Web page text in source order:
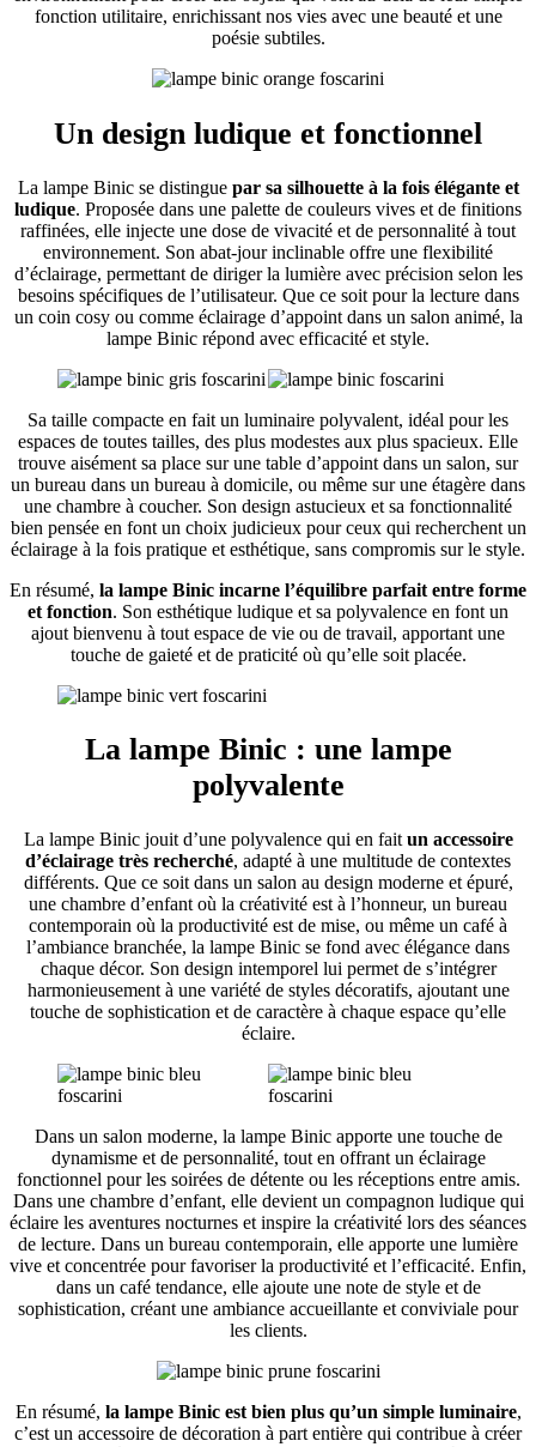
fonction utilitaire, enrichissant nos vies avec une beauté et une
poésie subtiles.
Un design ludique et fonctionnel
La lampe Binic se distingue par sa silhouette à la fois élégante et
ludique. Proposée dans une palette de couleurs vives et de finitions
raffinées, elle injecte une dose de vivacité et de personnalité à tout
environnement. Son abat-jour inclinable offre une flexibilité
d’éclairage, permettant de diriger la lumière avec précision selon les
besoins spécifiques de l’utilisateur. Que ce soit pour la lecture dans
un coin cosy ou comme éclairage d’appoint dans un salon animé, la
lampe Binic répond avec efficacité et style.
Sa taille compacte en fait un luminaire polyvalent, idéal pour les
espaces de toutes tailles, des plus modestes aux plus spacieux. Elle
trouve aisément sa place sur une table d’appoint dans un salon, sur
un bureau dans un bureau à domicile, ou même sur une étagère dans
une chambre à coucher. Son design astucieux et sa fonctionnalité
bien pensée en font un choix judicieux pour ceux qui recherchent un
éclairage à la fois pratique et esthétique, sans compromis sur le style.
En résumé, la lampe Binic incarne l’équilibre parfait entre forme
et fonction. Son esthétique ludique et sa polyvalence en font un
ajout bienvenu à tout espace de vie ou de travail, apportant une
touche de gaieté et de praticité où qu’elle soit placée.
La lampe Binic : une lampe
polyvalente
La lampe Binic jouit d’une polyvalence qui en fait un accessoire
d’éclairage très recherché, adapté à une multitude de contextes
différents. Que ce soit dans un salon au design moderne et épuré,
une chambre d’enfant où la créativité est à l’honneur, un bureau
contemporain où la productivité est de mise, ou même un café à
l’ambiance branchée, la lampe Binic se fond avec élégance dans
chaque décor. Son design intemporel lui permet de s’intégrer
harmonieusement à une variété de styles décoratifs, ajoutant une
touche de sophistication et de caractère à chaque espace qu’elle
éclaire.
Dans un salon moderne, la lampe Binic apporte une touche de
dynamisme et de personnalité, tout en offrant un éclairage
fonctionnel pour les soirées de détente ou les réceptions entre amis.
Dans une chambre d’enfant, elle devient un compagnon ludique qui
éclaire les aventures nocturnes et inspire la créativité lors des séances
de lecture. Dans un bureau contemporain, elle apporte une lumière
vive et concentrée pour favoriser la productivité et l’efficacité. Enfin,
dans un café tendance, elle ajoute une note de style et de
sophistication, créant une ambiance accueillante et conviviale pour
les clients.
En résumé, la lampe Binic est bien plus qu’un simple luminaire,
c’est un accessoire de décoration à part entière qui contribue à créer